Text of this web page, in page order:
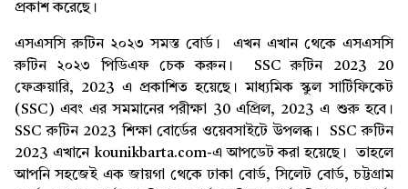
প্রকাশ করেছে।
এসএসসি রুটিন ২০২৩ সমস্ত বোর্ড। এখন এখান থেকে এসএসসি
রুটিন ২০২৩ পিডিএফ চেক করুন। SSC রুটিন 2023 20
ফেব্রুয়ারি, 2023 এ প্রকাশিত হয়েছে। মাধ্যমিক স্কুল সার্টিফিকেট
(SSC) এবং এর সমমানের পরীক্ষা 30 এপ্রিল, 2023 এ শুরু হবে।
SSC রুটিন 2023 শিক্ষা বোর্ডের ওয়েবসাইটে উপলব্ধ। SSC রুটিন
2023 এখানে kounikbarta.com-এ আপডেট করা হয়েছে। তাহলে
আপনি সহজেই এক জায়গা থেকে ঢাকা বোর্ড, সিলেট বোর্ড, চট্টগ্রাম